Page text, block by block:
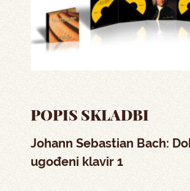
POPIS SKLADBI
Johann Sebastian Bach:
ugođeni klavir 1